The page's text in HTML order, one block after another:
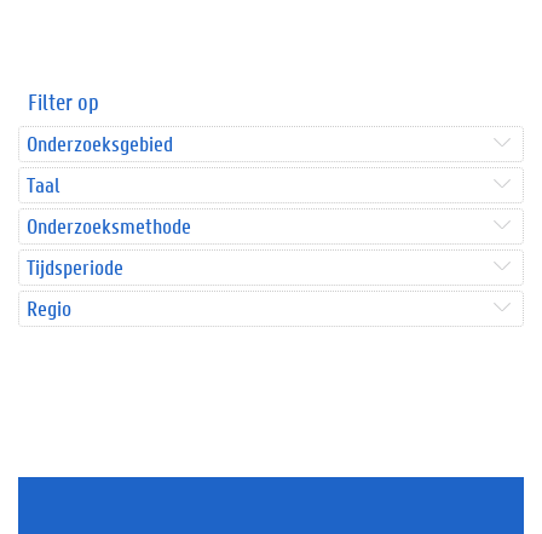
Filter op
Onderzoeksgebied
Taal
Onderzoeksmethode
Tijdsperiode
Regio